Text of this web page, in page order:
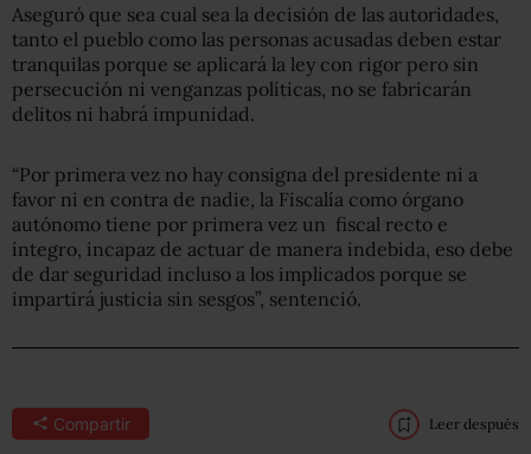
Aseguró que sea cual sea la decisión de las autoridades,
tanto el pueblo como las personas acusadas deben estar
tranquilas porque se aplicará la ley con rigor pero sin
persecución ni venganzas políticas, no se fabricarán
delitos ni habrá impunidad.
“Por primera vez no hay consigna del presidente ni a
favor ni en contra de nadie, la Fiscalía como órgano
autónomo tiene por primera vez un fiscal recto e
íntegro, incapaz de actuar de manera indebida, eso debe
de dar seguridad incluso a los implicados porque se
impartirá justicia sin sesgos”, sentenció.
Compartir Leer después